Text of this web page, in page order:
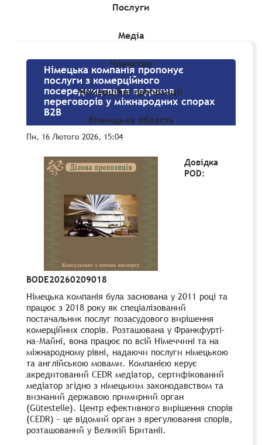
Послуги
Медіа
Членство
Комерційні пропозиції
Вінницька область
Комерційні пропозиції»Німецька компанія
Німецька компанія пропонує
послуги з комерційного
посередництва та ведення
переговорів у міжнародних спорах
B2B
Пн, 16 Лютого 2026, 15:04
Довідка
POD:
BODE20260209018
Німецька компанія була заснована у 2011 році та
працює з 2018 року як спеціалізований
постачальник послуг позасудового вирішення
комерційних спорів. Розташована у Франкфурті-
на-Майні, вона працює по всій Німеччині та на
міжнародному рівні, надаючи послуги німецькою
та англійською мовами. Компанією керує
акредитований CEDR медіатор, сертифікований
медіатор згідно з німецьким законодавством та
визнаний державою примирний орган
(Gütestelle). Центр ефективного вирішення спорів
(CEDR) – це відомий орган з врегулювання спорів,
розташований у Великій Британії.